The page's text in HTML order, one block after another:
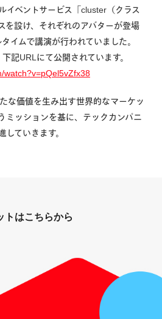
イベントサービス「cluster（クラス
を設け、それぞれのアバターが登場
イムで講演が行われていました。
記URLにて公開されています。
watch?v=pQel5vZfx38
な価値を生み出す世界的なマーケッ
ミッションを基に、テックカンパニ
していきます。
トはこちらから